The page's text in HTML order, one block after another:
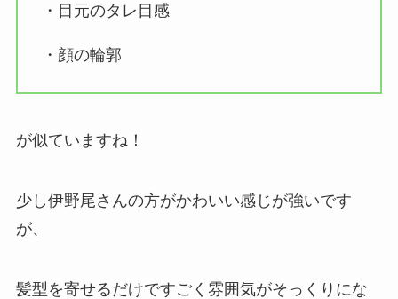
・目元のタレ目感
・顔の輪郭
が似ていますね！
少し伊野尾さんの方がかわいい感じが強いです
が、
髪型を寄せるだけですごく雰囲気がそっくりにな